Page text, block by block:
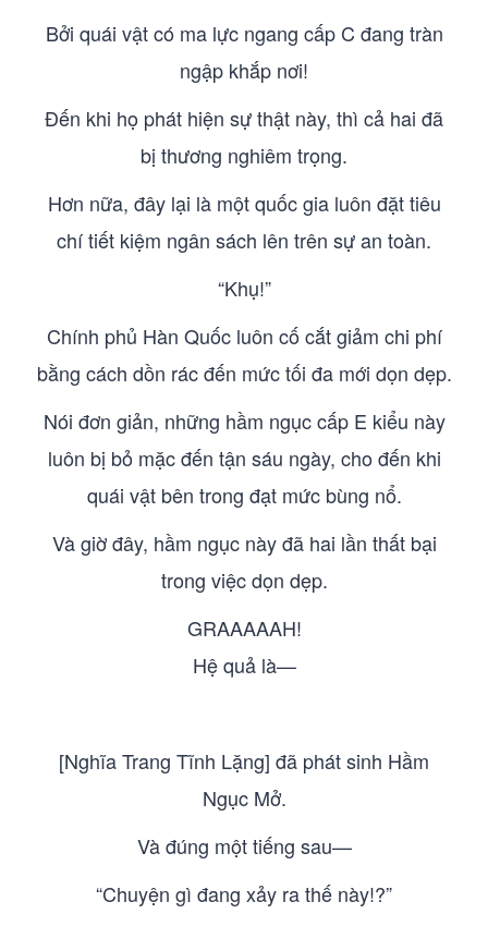
Bởi quái vật có ma lực ngang cấp C đang tràn
ngập khắp nơi!
Đến khi họ phát hiện sự thật này, thì cả hai đã
bị thương nghiêm trọng.
Hơn nữa, đây lại là một quốc gia luôn đặt tiêu
chí tiết kiệm ngân sách lên trên sự an toàn.
“Khụ!”
Chính phủ Hàn Quốc luôn cố cắt giảm chi phí
bằng cách dồn rác đến mức tối đa mới dọn dẹp.
Nói đơn giản, những hầm ngục cấp E kiểu này
luôn bị bỏ mặc đến tận sáu ngày, cho đến khi
quái vật bên trong đạt mức bùng nổ.
Và giờ đây, hầm ngục này đã hai lần thất bại
trong việc dọn dẹp.
GRAAAAAH!
Hệ quả là—
[Nghĩa Trang Tĩnh Lặng] đã phát sinh Hầm
Ngục Mở.
Và đúng một tiếng sau—
“Chuyện gì đang xảy ra thế này!?”